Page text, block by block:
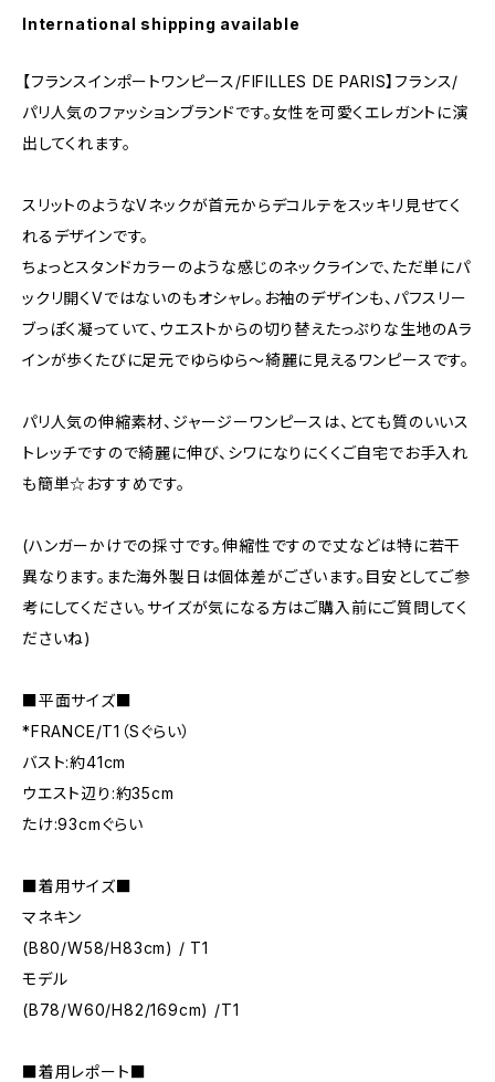
International shipping available
【フランスインポートワンピース/FIFILLES DE PARIS】フランス/
パリ人気のファッションブランドです。女性を可愛くエレガントに演
出してくれます。
スリットのようなVネックが首元からデコルテをスッキリ見せてく
れるデザインです。
ちょっとスタンドカラーのような感じのネックラインで、ただ単にパ
ックリ開くVではないのもオシャレ。お袖のデザインも、パフスリー
ブっぽく凝っていて、ウエストからの切り替えたっぷりな生地のAラ
インが歩くたびに足元でゆらゆら～綺麗に見えるワンピースです。
パリ人気の伸縮素材、ジャージーワンピースは、とても質のいいス
トレッチですので綺麗に伸び、シワになりにくくご自宅でお手入れ
も簡単☆おすすめです。
(ハンガーかけでの採寸です。伸縮性ですので丈などは特に若干
異なります。また海外製日は個体差がございます。目安としてご参
考にしてください。サイズが気になる方はご購入前にご質問してく
ださいね)
■平面サイズ■
*FRANCE/T1（Sぐらい）
バスト:約41cm
ウエスト辺り:約35cm
たけ:93cmぐらい
■着用サイズ■
マネキン
(B80/W58/H83cm) / T1
モデル
(B78/W60/H82/169cm) /T1
■着用レポート■